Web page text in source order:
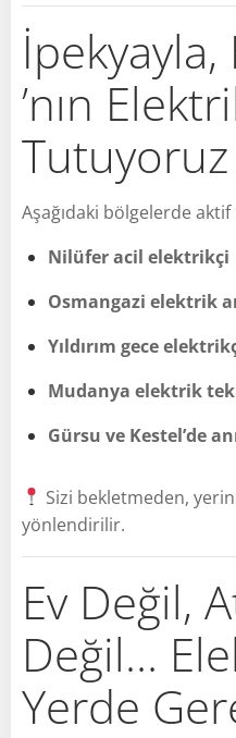
’nın
Tutuyoruz
Aşağıdaki bölgelerde
Nilüfer acil elektrikçi
Osmangazi elektrik
Yıldırım gece
Mudanya elektrik
Gürsu ve Kestel’de
Sizi bekletmeden,
yönlendirilir.
Ev Değil,
Değil…
Yerde